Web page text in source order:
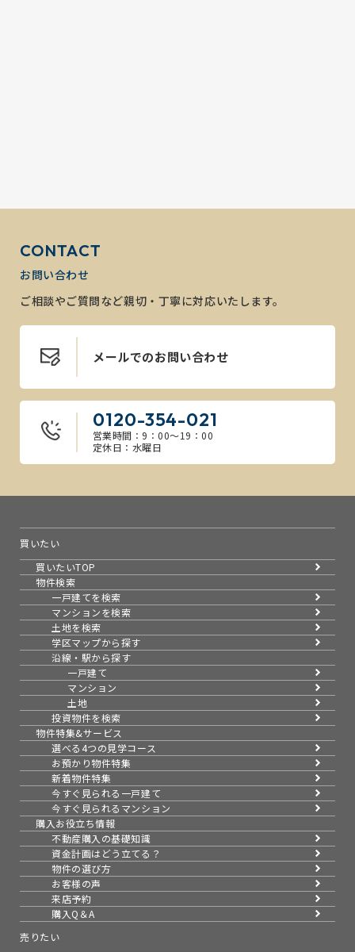
CONTACT
お問い合わせ
ご相談やご質問など親切・丁寧に対応いたします。
メールでのお問い合わせ
0120-354-021
営業時間：9：00～19：00
定休日：水曜日
買いたい
買いたいTOP
物件検索
一戸建てを検索
マンションを検索
土地を検索
学区マップから探す
沿線・駅から探す
一戸建て
マンション
土地
投資物件を検索
物件特集&サービス
選べる4つの見学コース
お預かり物件特集
新着物件特集
今すぐ見られる一戸建て
今すぐ見られるマンション
購入お役立ち情報
不動産購入の基礎知識
資金計画はどう立てる？
物件の選び方
お客様の声
来店予約
購入Q＆A
売りたい